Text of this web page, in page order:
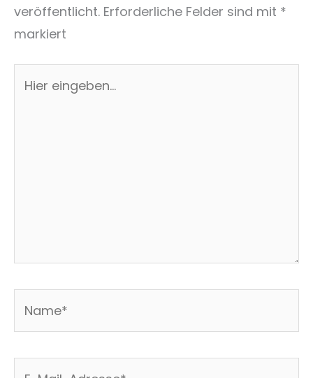
veröffentlicht. Erforderliche Felder sind mit *
markiert
eingeben…